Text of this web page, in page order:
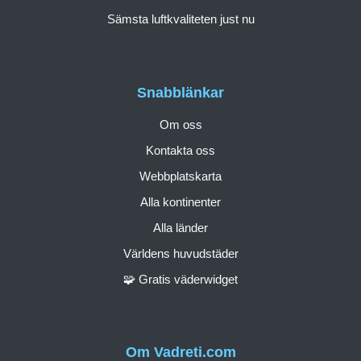
Om Vadreti.com
Snabblänkar
Om oss
Kontakta oss
Webbplatskarta
Alla kontinenter
Alla länder
Världens huvudstäder
🧩 Gratis väderwidget
Sämsta luftkvaliteten just nu